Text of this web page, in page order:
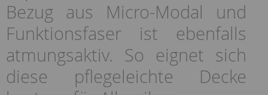
Bezug aus Micro-Modal und
Funktionsfaser ist ebenfalls
atmungsaktiv. So eignet sich
diese pflegeleichte Decke